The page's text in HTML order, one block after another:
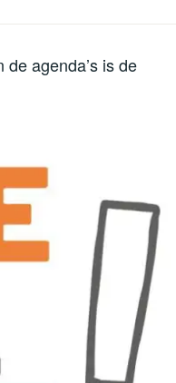
agenda’s is de